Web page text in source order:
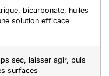
bicarbonate, huiles
solution efficace
sec, laisser agir, puis
surfaces